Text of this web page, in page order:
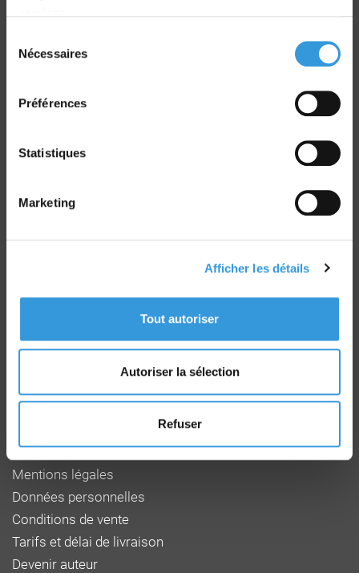
Nécessaires
Préférences
Statistiques
Marketing
Afficher les détails
Tout autoriser
Autoriser la sélection
Refuser
Route de la Chapelle Réanville
Tél : 02 32 53 64 34
Qui sommes-nous
Mentions légales
Données personnelles
Conditions de vente
Tarifs et délai de livraison
Devenir auteur